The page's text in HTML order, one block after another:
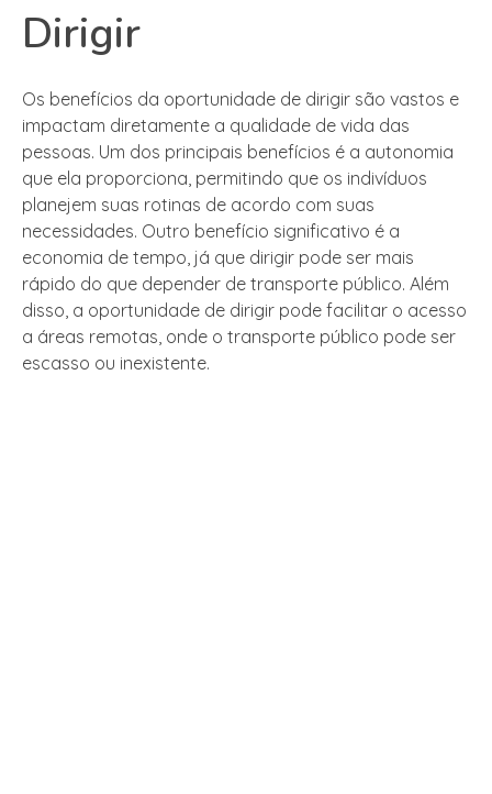
Dirigir
Os benefícios da oportunidade de dirigir são vastos e
impactam diretamente a qualidade de vida das
pessoas. Um dos principais benefícios é a autonomia
que ela proporciona, permitindo que os indivíduos
planejem suas rotinas de acordo com suas
necessidades. Outro benefício significativo é a
economia de tempo, já que dirigir pode ser mais
rápido do que depender de transporte público. Além
disso, a oportunidade de dirigir pode facilitar o acesso
a áreas remotas, onde o transporte público pode ser
escasso ou inexistente.